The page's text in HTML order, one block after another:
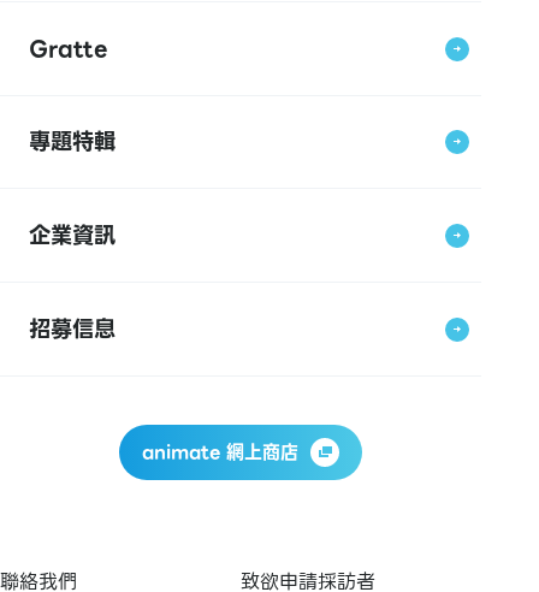
Gratte
專題特輯
企業資訊
招募信息
animate 網上商店
聯絡我們 致欲申請採訪者